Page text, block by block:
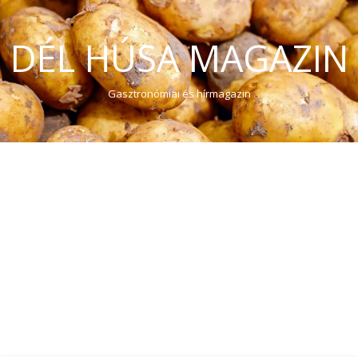
DÉL HÚSA MAGAZIN
Gasztronómiai és hírmagazin